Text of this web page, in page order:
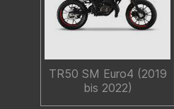
TR50 SM Euro4 (2019
bis 2022)